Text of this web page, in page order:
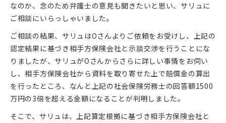
なのか、念のため弁護士の意見も聞きたいと思い、サリュに
ご相談にいらっしゃいました。
ご相談の結果、サリュはOさんよりご依頼をお受けし、上記の
認定結果に基づき相手方保険会社と示談交渉を行うことにな
りましたが、サリュがOさんからさらに詳しい事情をお伺い
し、相手方保険会社から資料を取り寄せた上で賠償金の算出
を行ったところ、なんと上記の社会保険労務士の回答額1500
万円の3倍を超える金額になることが判明しました。
そこで、サリュは、上記算定根拠に基づき相手方保険会社と